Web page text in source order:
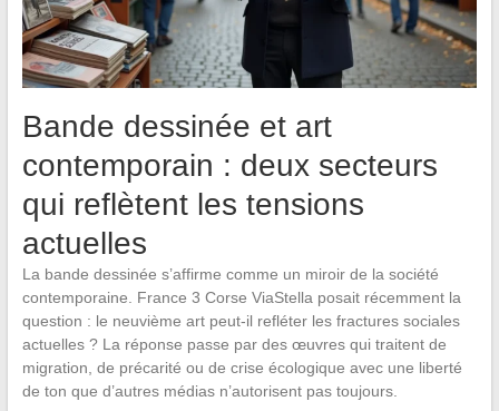
Bande dessinée et art
contemporain : deux secteurs
qui reflètent les tensions
actuelles
La bande dessinée s’affirme comme un miroir de la société
contemporaine. France 3 Corse ViaStella posait récemment la
question : le neuvième art peut-il refléter les fractures sociales
actuelles ? La réponse passe par des œuvres qui traitent de
migration, de précarité ou de crise écologique avec une liberté
de ton que d’autres médias n’autorisent pas toujours.